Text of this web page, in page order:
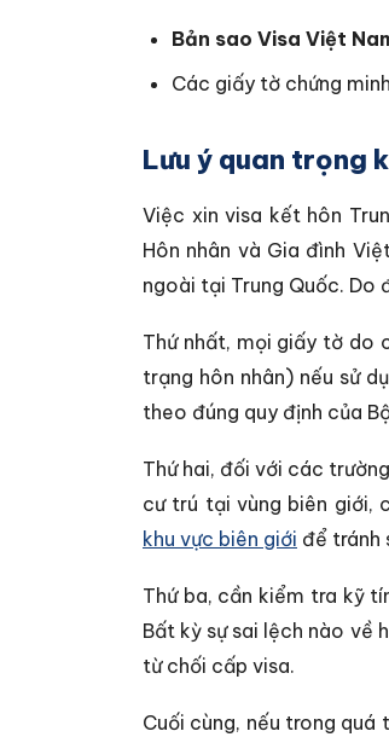
Bản sao Visa Việt
Các giấy tờ chứng
Lưu ý quan trọng
Việc xin visa kết hôn
Hôn nhân và Gia đình
ngoài tại Trung Quốc. Do
Thứ nhất, mọi giấy tờ do
trạng hôn nhân) nếu sử
theo đúng quy định của
Thứ hai, đối với các
cư trú tại vùng biên giới,
khu vực biên giới để tránh
Thứ ba, cần kiểm tra kỹ
Bất kỳ sự sai lệch nào về
từ chối cấp visa.
Cuối cùng, nếu trong quá